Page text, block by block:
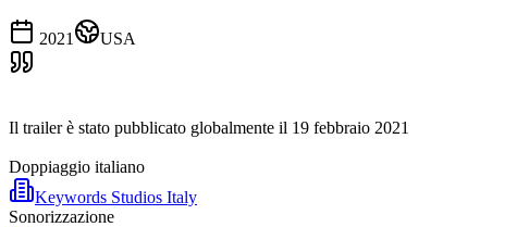
2021 USA
Il trailer è stato pubblicato globalmente il 19 febbraio 2021
Doppiaggio italiano
Keywords Studios Italy
Sonorizzazione